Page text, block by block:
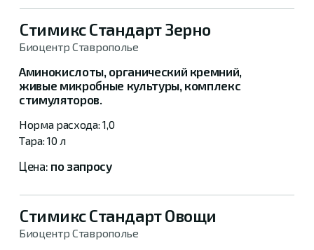
Стимикс Стандарт Зерно
Биоцентр Ставрополье
Аминокислоты, органический кремний,
живые микробные культуры, комплекс
стимуляторов.
1,0
10 л
по запросу
Стимикс Стандарт Овощи
Биоцентр Ставрополье